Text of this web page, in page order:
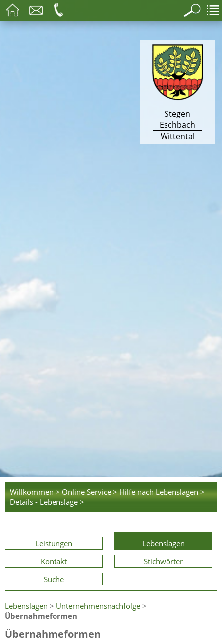
Stegen
Eschbach
Wittental
Willkommen > Online Service > Hilfe nach Lebenslagen >
Details - Lebenslage >
Leistungen
Lebenslagen
Kontakt
Stichwörter
Suche
Lebenslagen > Unternehmensnachfolge >
Übernahmeformen
Übernahmeformen